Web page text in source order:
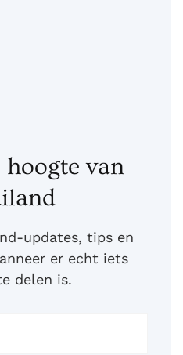
van
updates, tips en
er echt iets
delen is.